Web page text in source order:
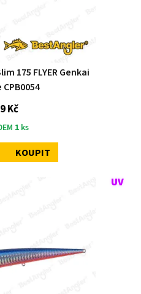
175 FLYER Genkai
Kč
1 ks
KOUPIT